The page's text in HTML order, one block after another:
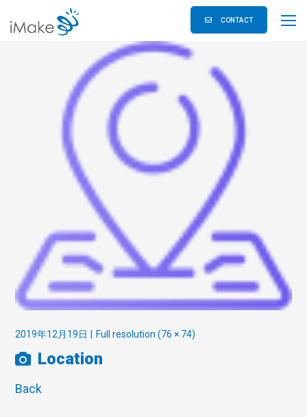
CONTACT
2019年12月19日 Full resolution (76 × 74)
Location
Back